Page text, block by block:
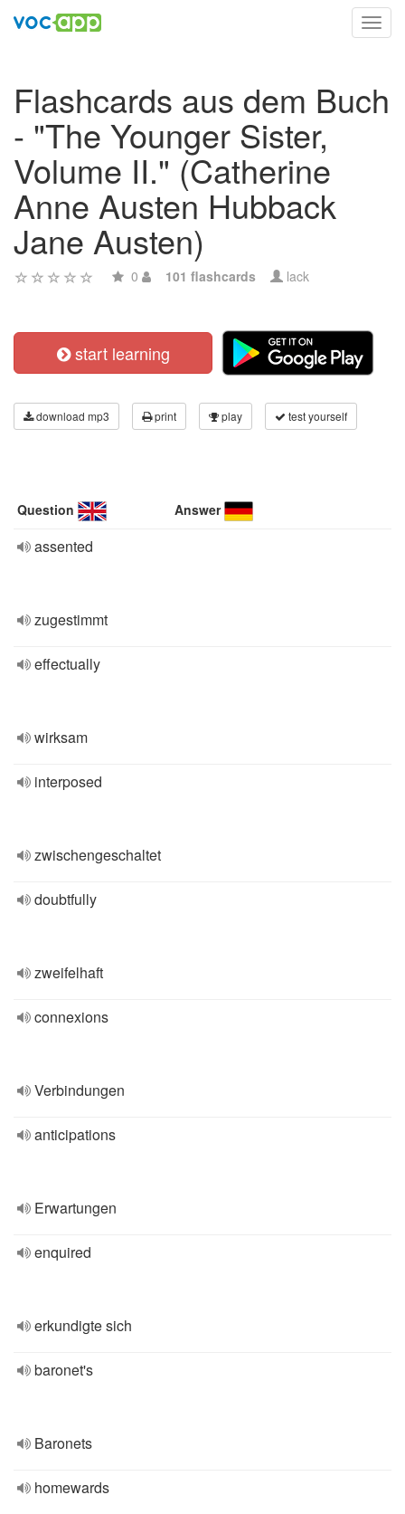
Flashcards aus dem Buch
- "The Younger Sister,
Volume II." (Catherine
Anne Austen Hubback
Jane Austen)
0 101 flashcards lack
start learning
download mp3 print play test yourself
Question Answer
assented
zugestimmt
effectually
wirksam
interposed
zwischengeschaltet
doubtfully
zweifelhaft
connexions
Verbindungen
anticipations
Erwartungen
enquired
erkundigte sich
baronet's
Baronets
homewards